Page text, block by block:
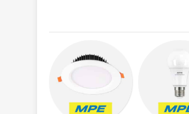
là dòng
Thiết kế dạng đèn tròn, âm